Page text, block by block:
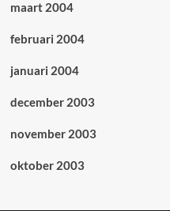
maart 2004
februari 2004
januari 2004
december 2003
november 2003
oktober 2003